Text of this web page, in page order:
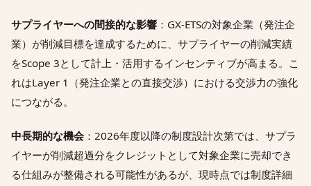
サプライヤーへの間接的な影響 ：GX-ETSの対象企業（発注企
業）が削減目標を達成するために、サプライヤーの削減実績
をScope 3として計上・活用するインセンティブが高まる。こ
れはLayer 1（発注企業との直接交渉）における交渉力の強化
につながる。
中長期的な機会 ：2026年度以降の制度設計次第では、サプラ
イヤーが削減超過分をクレジットとして対象企業に売却でき
る仕組みが整備される可能性があるが、現時点では制度詳細